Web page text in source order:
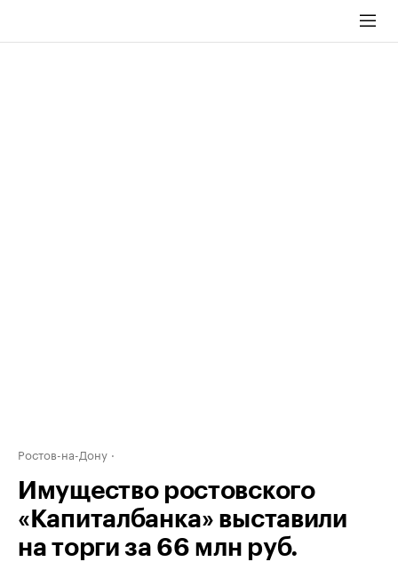
Ростов-на-Дону
Имущество ростовского
«Капиталбанка» выставили
на торги за 66 млн руб.